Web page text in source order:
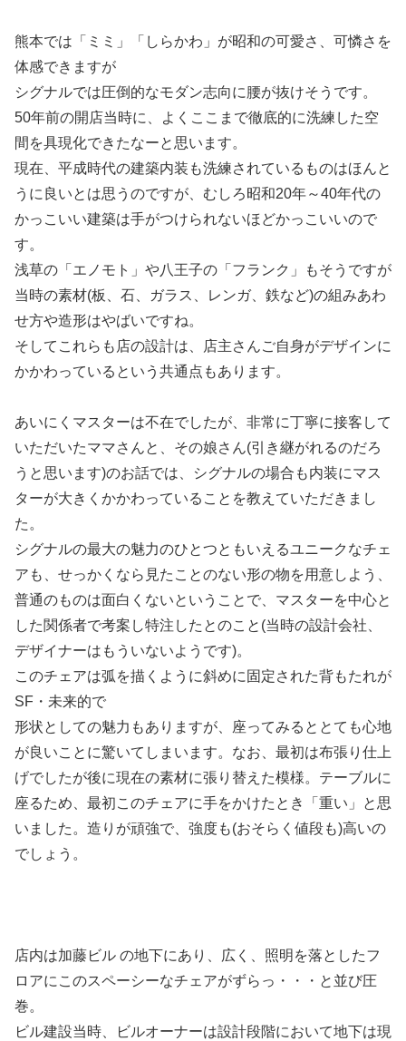
熊本では「ミミ」「しらかわ」が昭和の可愛さ、可憐さを
体感できますが
シグナルでは圧倒的なモダン志向に腰が抜けそうです。
50年前の開店当時に、よくここまで徹底的に洗練した空
間を具現化できたなーと思います。
現在、平成時代の建築内装も洗練されているものはほんと
うに良いとは思うのですが、むしろ昭和20年～40年代の
かっこいい建築は手がつけられないほどかっこいいので
す。
浅草の「エノモト」や八王子の「フランク」もそうですが
当時の素材(板、石、ガラス、レンガ、鉄など)の組みあわ
せ方や造形はやばいですね。
そしてこれらも店の設計は、店主さんご自身がデザインに
かかわっているという共通点もあります。
あいにくマスターは不在でしたが、非常に丁寧に接客して
いただいたママさんと、その娘さん(引き継がれるのだろ
うと思います)のお話では、シグナルの場合も内装にマス
ターが大きくかかわっていることを教えていただきまし
た。
シグナルの最大の魅力のひとつともいえるユニークなチェ
アも、せっかくなら見たことのない形の物を用意しよう、
普通のものは面白くないということで、マスターを中心と
した関係者で考案し特注したとのこと(当時の設計会社、
デザイナーはもういないようです)。
このチェアは弧を描くように斜めに固定された背もたれが
SF・未来的で
形状としての魅力もありますが、座ってみるととても心地
が良いことに驚いてしまいます。なお、最初は布張り仕上
げでしたが後に現在の素材に張り替えた模様。テーブルに
座るため、最初このチェアに手をかけたとき「重い」と思
いました。造りが頑強で、強度も(おそらく値段も)高いの
でしょう。
店内は加藤ビル の地下にあり、広く、照明を落としたフ
ロアにこのスペーシーなチェアがずらっ・・・と並び圧
巻。
ビル建設当時、ビルオーナーは設計段階において地下は現